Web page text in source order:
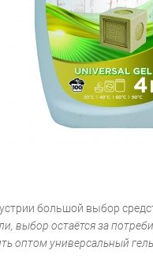
большой выбор
выбор остаётся за
оптом универсальный